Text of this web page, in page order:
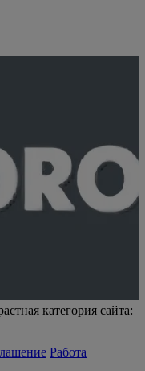
категория сайта:
Работа